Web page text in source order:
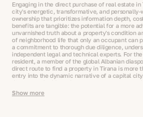
Engaging in the direct purchase of real estate
city's energetic, transformative, and
ownership that prioritizes information depth,
benefits are tangible: the potential for a more
unvarnished truth about a property's condition
of neighborhood life that only an occupant can
a commitment to thorough due diligence,
independent legal and technical experts. For
resident, a member of the global Albanian
direct route to find a property in Tirana is more
entry into the dynamic narrative of a capital
the very fabric of urban life.
Show more